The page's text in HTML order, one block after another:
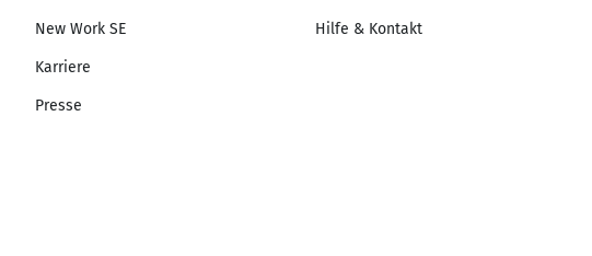
New Work SE
Karriere
Presse
Hilfe & Kontakt